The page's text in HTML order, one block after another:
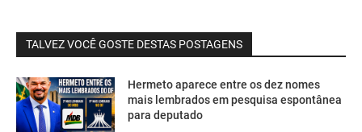
TALVEZ VOCÊ GOSTE DESTAS POSTAGENS
Hermeto aparece entre os dez nomes
mais lembrados em pesquisa espontânea
para deputado